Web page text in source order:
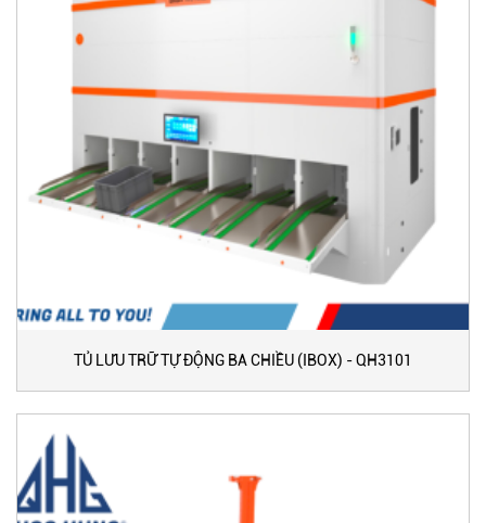
TỦ LƯU TRỮ TỰ ĐỘNG BA CHIỀU (IBOX) - QH3101